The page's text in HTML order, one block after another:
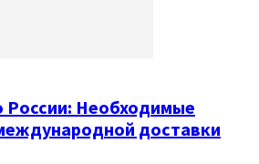
России: Необходимые
доставки